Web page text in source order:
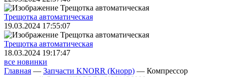
Трещoтка автоматическая
19.03.2024 17:55:07
Трещoтка автоматическая
18.03.2024 19:17:47
все новинки
Главная — Запчасти KNORR (Кнорр) — Компрессор